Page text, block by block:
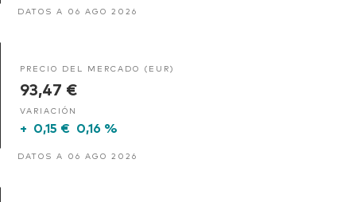
DATOS A 06 AGO 2026
PRECIO DEL MERCADO (EUR)
93,47 €
VARIACIÓN
+ 0,15 € 0,16 %
DATOS A 06 AGO 2026